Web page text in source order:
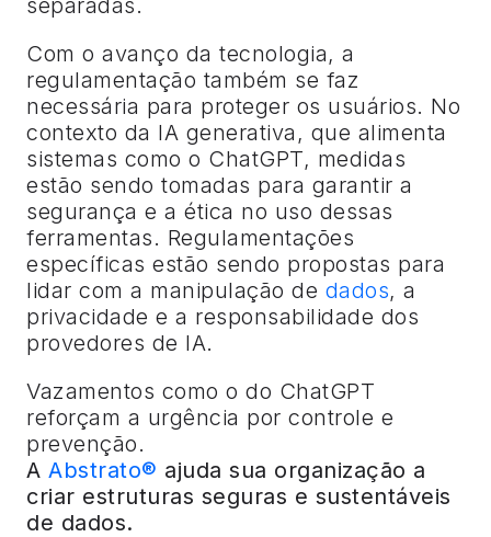
separadas.
Com o avanço da tecnologia, a
regulamentação também se faz
necessária para proteger os usuários. No
contexto da IA generativa, que alimenta
sistemas como o ChatGPT, medidas
estão sendo tomadas para garantir a
segurança e a ética no uso dessas
ferramentas. Regulamentações
específicas estão sendo propostas para
lidar com a manipulação de dados, a
privacidade e a responsabilidade dos
provedores de IA.
Vazamentos como o do ChatGPT
reforçam a urgência por controle e
prevenção.
A Abstrato® ajuda sua organização a
criar estruturas seguras e sustentáveis
de dados.